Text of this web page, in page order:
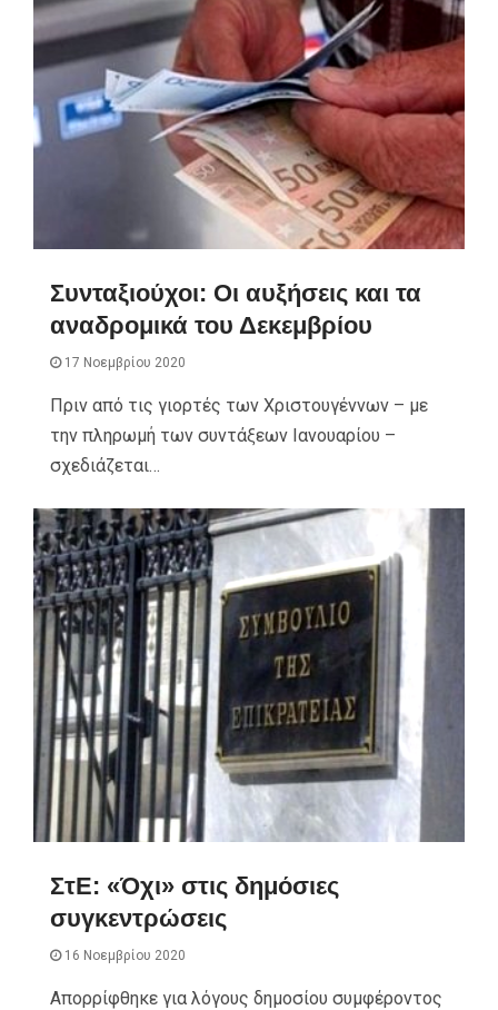
Συνταξιούχοι: Οι αυξήσεις και τα
αναδρομικά του Δεκεμβρίου
17 Νοεμβρίου 2020
Πριν από τις γιορτές των Χριστουγέννων – με
την πληρωμή των συντάξεων Ιανουαρίου –
σχεδιάζεται…
ΣτΕ: «Όχι» στις δημόσιες
συγκεντρώσεις
16 Νοεμβρίου 2020
Απορρίφθηκε για λόγους δημοσίου συμφέροντος